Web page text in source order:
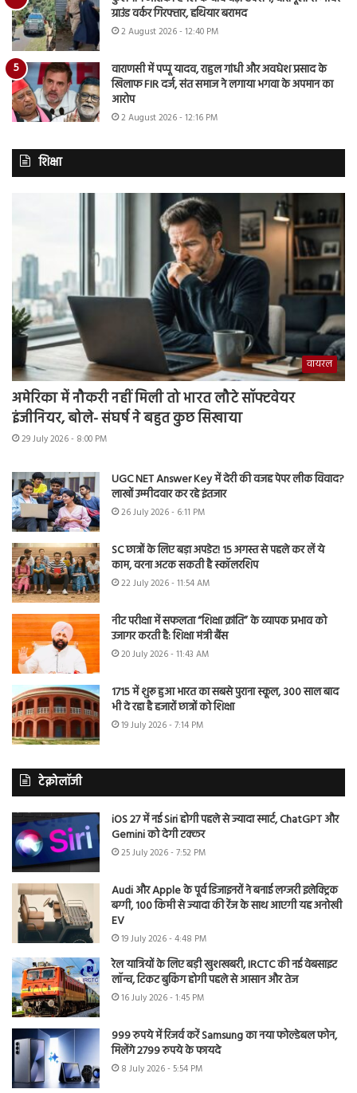
ग्राउंड वर्कर गिरफ्तार, हथियार बरामद
2 August 2026 - 12:40 PM
वाराणसी में पप्पू यादव, राहुल गांधी और अवधेश प्रसाद के
खिलाफ FIR दर्ज, संत समाज ने लगाया भगवा के अपमान का
आरोप
2 August 2026 - 12:16 PM
शिक्षा
वायरल
अमेरिका में नौकरी नहीं मिली तो भारत लौटे सॉफ्टवेयर
इंजीनियर, बोले- संघर्ष ने बहुत कुछ सिखाया
29 July 2026 - 8:00 PM
UGC NET Answer Key में देरी की वजह पेपर लीक विवाद?
लाखों उम्मीदवार कर रहे इंतजार
26 July 2026 - 6:11 PM
SC छात्रों के लिए बड़ा अपडेट! 15 अगस्त से पहले कर लें ये
काम, वरना अटक सकती है स्कॉलरशिप
22 July 2026 - 11:54 AM
नीट परीक्षा में सफलता “शिक्षा क्रांति” के व्यापक प्रभाव को
उजागर करती है: शिक्षा मंत्री बैंस
20 July 2026 - 11:43 AM
1715 में शुरू हुआ भारत का सबसे पुराना स्कूल, 300 साल बाद
भी दे रहा है हजारों छात्रों को शिक्षा
19 July 2026 - 7:14 PM
टेक्नोलॉजी
iOS 27 में नई Siri होगी पहले से ज्यादा स्मार्ट, ChatGPT और
Gemini को देगी टक्कर
25 July 2026 - 7:52 PM
Audi और Apple के पूर्व डिजाइनरों ने बनाई लग्जरी इलेक्ट्रिक
बग्गी, 100 किमी से ज्यादा की रेंज के साथ आएगी यह अनोखी
EV
19 July 2026 - 4:48 PM
रेल यात्रियों के लिए बड़ी खुशखबरी, IRCTC की नई वेबसाइट
लॉन्च, टिकट बुकिंग होगी पहले से आसान और तेज
16 July 2026 - 1:45 PM
999 रुपये में रिजर्व करें Samsung का नया फोल्डेबल फोन,
मिलेंगे 2799 रुपये के फायदे
8 July 2026 - 5:54 PM